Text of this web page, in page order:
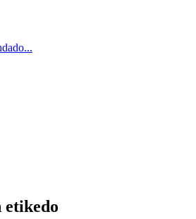
etikedo